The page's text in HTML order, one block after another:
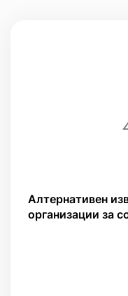
Алтернативен
организации за